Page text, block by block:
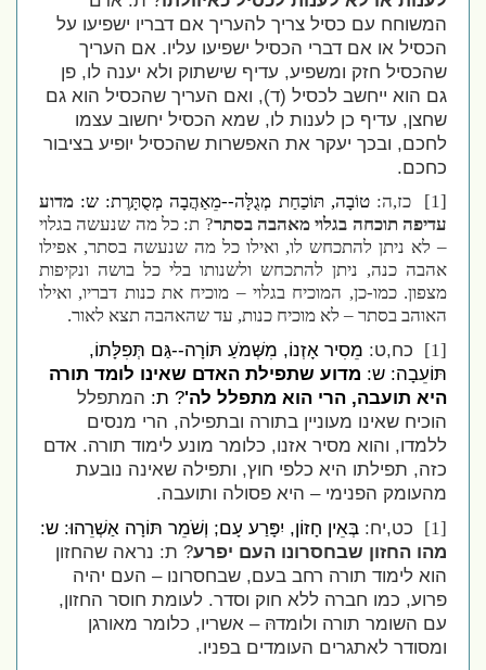
המשוחח עם כסיל צריך להעריך אם דבריו ישפיעו על
הכסיל או אם דברי הכסיל ישפיעו עליו. אם העריך
שהכסיל חזק ומשפיע, עדיף שישתוק ולא יענה לו, פן
גם הוא ייחשב לכסיל (ד), ואם העריך שהכסיל הוא גם
שחצן, עדיף כן לענות לו, שמא הכסיל יחשוב עצמו
לחכם, ובכך יעקר את האפשרות שהכסיל יופיע בציבור
כחכם.
[1] כז,ה:טוֹבָה, תּוֹכַחַת מְגֻלָּה--מֵאַהֲבָה מְסֻתָּרֶת: ש:מדוע
עדיפה תוכחה בגלוי מאהבה בסתר? ת: כל מה שנעשה בגלוי
– לא ניתן להתכחש לו, ואילו כל מה שנעשה בסתר, אפילו
אהבה כנה, ניתן להתכחש ולשנותו בלי כל בושה ונקיפות
מצפון. כמו-כן, המוכיח בגלוי – מוכיח את כנות דבריו, ואילו
האוהב בסתר – לא מוכיח כנות, עד שהאהבה תצא לאור.
[1] כח,ט:מֵסִיר אָזְנוֹ, מִשְּׁמֹעַ תּוֹרָה--גַּם תְּפִלָּתוֹ,
תּוֹעֵבָה: ש:מדוע שתפילת האדם שאינו לומד תורה
היא תועבה, הרי הוא מתפלל לה'? ת:המתפלל
הוכיח שאינו מעוניין בתורה ובתפילה, הרי מנסים
ללמדו, והוא מסיר אזנו, כלומר מונע לימוד תורה. אדם
כזה, תפילתו היא כלפי חוץ, ותפילה שאינה נובעת
מהעומק הפנימי – היא פסולה ותועבה.
[1] כט,יח:בְּאֵין חָזוֹן, יִפָּרַע עָם; וְשֹׁמֵר תּוֹרָה אַשְׁרֵהוּ: ש:
מהו החזון שבחסרונו העם יפרע? ת: נראה שהחזון
הוא לימוד תורה רחב בעם, שבחסרונו – העם יהיה
פרוע, כמו חברה ללא חוק וסדר. לעומת חוסר החזון,
עם השומר תורה ולומדהּ – אשריו, כלומר מאורגן
ומסודר לאתגרים העומדים בפניו.